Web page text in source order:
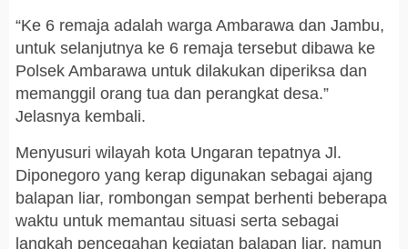
“Ke 6 remaja adalah warga Ambarawa dan Jambu,
untuk selanjutnya ke 6 remaja tersebut dibawa ke
Polsek Ambarawa untuk dilakukan diperiksa dan
memanggil orang tua dan perangkat desa.”
Jelasnya kembali.
Menyusuri wilayah kota Ungaran tepatnya Jl.
Diponegoro yang kerap digunakan sebagai ajang
balapan liar, rombongan sempat berhenti beberapa
waktu untuk memantau situasi serta sebagai
langkah pencegahan kegiatan balapan liar, namun